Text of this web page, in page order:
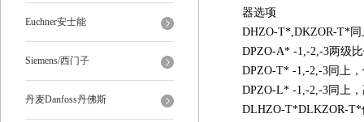
Euchner安士能
Siemens/西门子
丹麦Danfoss丹佛斯
器选项
DHZO-T*,DKZOR-T*
DPZO-A* -1,-2,-3两级
DPZO-T* -1,-2,-3同上
DPZO-L* -1,-2,-3同上
DLHZO-T*DLKZOR-T*